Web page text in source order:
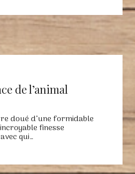
de l’animal
doué d’une formidable
finesse
qui…